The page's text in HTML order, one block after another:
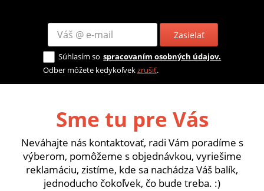
Zasielať
Súhlasím so spracovaním osobných údajov.
Odber môžete kedykoľvekzrušiť.
Sme tu pre Vás
Neváhajte nás kontaktovať, radi Vám poradíme s
výberom, pomôžeme s objednávkou, vyriešime
reklamáciu, zistíme, kde sa nachádza Váš balík,
jednoducho čokoľvek, čo bude treba. :)